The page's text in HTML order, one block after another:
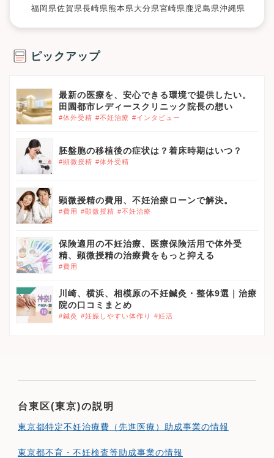
福岡県佐賀県長崎県熊本県大分県宮崎県鹿児島県沖縄県
ピックアップ
最新の医療を、安心できる環境で提供したい。
田園都市レディースクリニック院長の想い
#体外受精 #不妊治療 #インタビュー
胚盤胞の移植後の症状は？着床時期はいつ？
#顕微授精 #体外受精
顕微授精の費用、不妊治療ローンで解決。
#費用 #顕微授精 #不妊治療
保険適用の不妊治療、医療保険活用で体外受
精、顕微授精の治療費をもっと抑える
#費用
川崎、横浜、相模原の不妊鍼灸・整体9選｜治療
院の口コミまとめ
#鍼灸 #妊娠しやすい体作り #妊活
台東区(東京)の説明
東京都特定不妊治療費（先進医療）助成事業の情報
東京都不育・不妊検査等助成事業の情報